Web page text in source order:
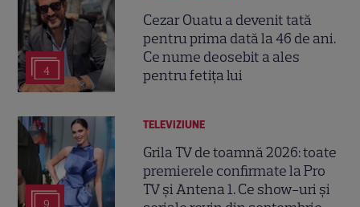
4
Cezar Ouatu a devenit tată
pentru prima dată la 46 de ani.
Ce nume deosebit a ales
pentru fetița lui
9
TELEVIZIUNE
Grila TV de toamnă 2026: toate
premierele confirmate la Pro
TV și Antena 1. Ce show-uri și